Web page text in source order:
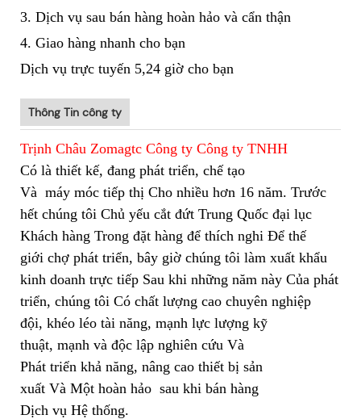
3. Dịch vụ sau bán hàng hoàn hảo và cẩn thận
4. Giao hàng nhanh cho bạn
Dịch vụ trực tuyến 5,24 giờ cho bạn
Thông Tin công ty
Trịnh Châu Zomagtc Công ty Công ty TNHH
Có là thiết kế, đang phát triển, chế tạo
Và máy móc tiếp thị Cho nhiều hơn 16 năm. Trước
hết chúng tôi Chủ yếu cắt đứt Trung Quốc đại lục
Khách hàng Trong đặt hàng để thích nghi Để thế
giới chợ phát triển, bây giờ chúng tôi làm xuất khẩu
kinh doanh trực tiếp Sau khi những năm này Của phát
triển, chúng tôi Có chất lượng cao chuyên nghiệp
đội, khéo léo tài năng, mạnh lực lượng kỹ
thuật, mạnh và độc lập nghiên cứu Và
Phát triển khả năng, nâng cao thiết bị sản
xuất Và Một hoàn hảo sau khi bán hàng
Dịch vụ Hệ thống.